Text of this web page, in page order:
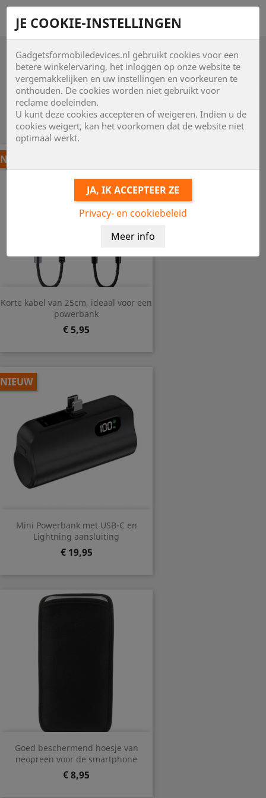

Item 1-24 van 102 in totaal item(s)
Korte kabel van 25cm, ideaal voor een
powerbank
Prijs
€ 5,95
NIEUW
Mini Powerbank met USB-C en
Lightning aansluiting
Prijs
€ 19,95
NIEUW
Goed beschermend hoesje van
neopreen voor de smartphone
Prijs
€ 8,95
JE COOKIE-INSTELLINGEN
Gadgetsformobiledevices.nl gebruikt cookies voor een
betere winkelervaring, het inloggen op onze website te
vergemakkelijken en uw instellingen en voorkeuren te
onthouden. De cookies worden niet gebruikt voor
reclame doeleinden.
U kunt deze cookies accepteren of weigeren. Indien u de
cookies weigert, kan het voorkomen dat de website niet
optimaal werkt.
Privacy- en cookiebeleid